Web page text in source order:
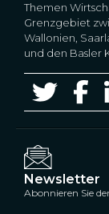
Themen
Grenzgebiet
Wallonien,
und den Basler
Newsletter
Abonnieren Sie